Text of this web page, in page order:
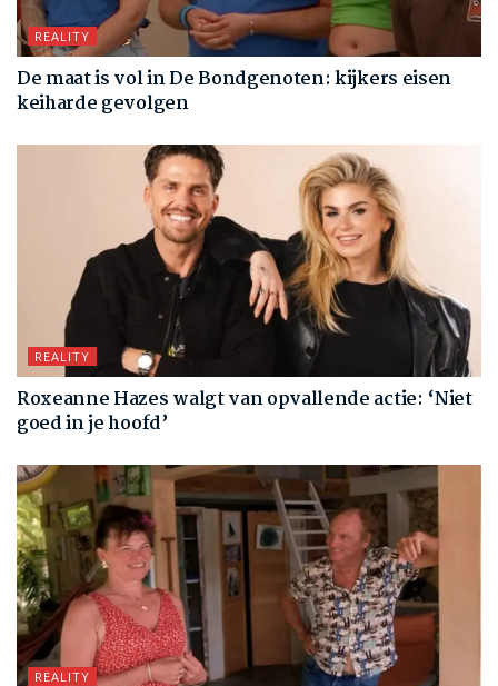
REALITY
De maat is vol in De Bondgenoten: kijkers eisen
keiharde gevolgen
REALITY
Roxeanne Hazes walgt van opvallende actie: ‘Niet
goed in je hoofd’
REALITY